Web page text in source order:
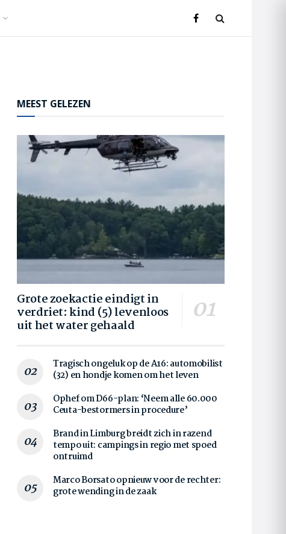
MEEST GELEZEN
Grote zoekactie eindigt in
verdriet: kind (5) levenloos
uit het water gehaald
Tragisch ongeluk op de A16: automobilist
(32) en hondje komen om het leven
Ophef om D66-plan: ‘Neem alle 60.000
Ceuta-bestormers in procedure’
Brand in Limburg breidt zich in razend
tempo uit: campings in regio met spoed
ontruimd
Marco Borsato opnieuw voor de rechter:
grote wending in de zaak